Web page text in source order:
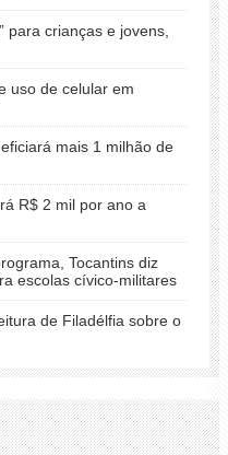
para crianças e jovens,
uso de celular em
mais 1 milhão de
R$ 2 mil por ano a
Tocantins diz
escolas cívico-militares
de Filadélfia sobre o